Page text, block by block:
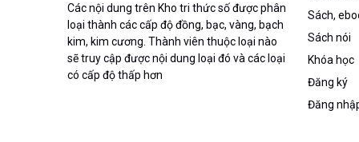
Các nội dung trên Kho tri thức số được phân
loại thành các cấp độ đồng, bạc, vàng, bạch
kim, kim cương. Thành viên thuộc loại nào
sẽ truy cập được nội dung loại đó và các loại
có cấp độ thấp hơn
Sách,
Sách nói
Khóa học
Đăng ký
Đăng